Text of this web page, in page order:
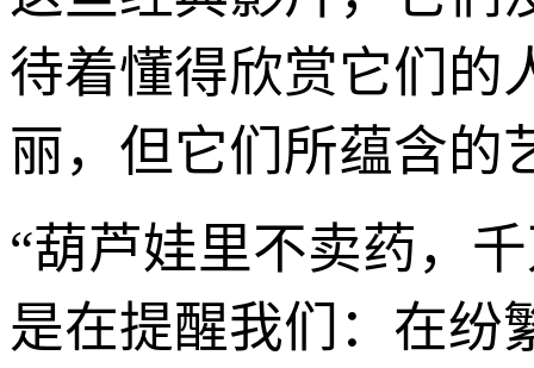
待着懂得欣赏它们的
丽，但它们所蕴含的
“葫芦娃里不卖药，
是在提醒我们：在纷